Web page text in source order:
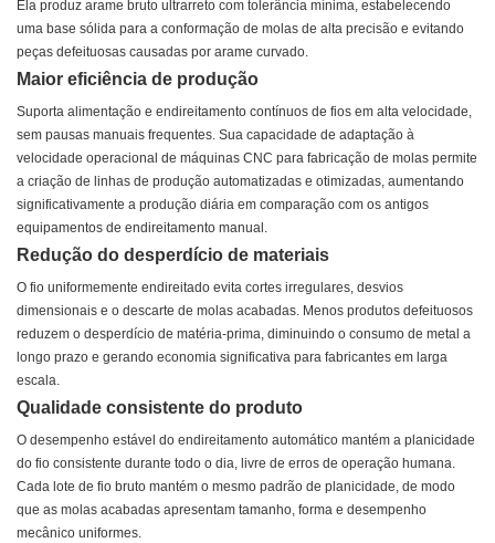
Ela produz arame bruto ultrarreto com tolerância mínima, estabelecendo
uma base sólida para a conformação de molas de alta precisão e evitando
peças defeituosas causadas por arame curvado.
Maior eficiência de produção
Suporta alimentação e endireitamento contínuos de fios em alta velocidade,
sem pausas manuais frequentes. Sua capacidade de adaptação à
velocidade operacional de máquinas CNC para fabricação de molas permite
a criação de linhas de produção automatizadas e otimizadas, aumentando
significativamente a produção diária em comparação com os antigos
equipamentos de endireitamento manual.
Redução do desperdício de materiais
O fio uniformemente endireitado evita cortes irregulares, desvios
dimensionais e o descarte de molas acabadas. Menos produtos defeituosos
reduzem o desperdício de matéria-prima, diminuindo o consumo de metal a
longo prazo e gerando economia significativa para fabricantes em larga
escala.
Qualidade consistente do produto
O desempenho estável do endireitamento automático mantém a planicidade
do fio consistente durante todo o dia, livre de erros de operação humana.
Cada lote de fio bruto mantém o mesmo padrão de planicidade, de modo
que as molas acabadas apresentam tamanho, forma e desempenho
mecânico uniformes.